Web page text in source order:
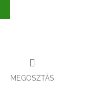
MEGOSZTÁS